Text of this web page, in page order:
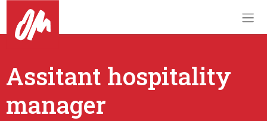
Assitant hospitality
manager